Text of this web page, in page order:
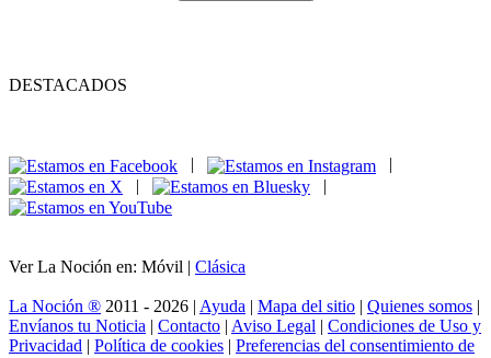
DESTACADOS
|
|
Ver La Noción en: Móvil | Clásica
La Noción ® 2011 - 2026 | Ayuda | Mapa del sitio | Quienes somos |
Envíanos tu Noticia | Contacto | Aviso Legal | Condiciones de Uso y
Privacidad | Política de cookies | Preferencias del consentimiento de